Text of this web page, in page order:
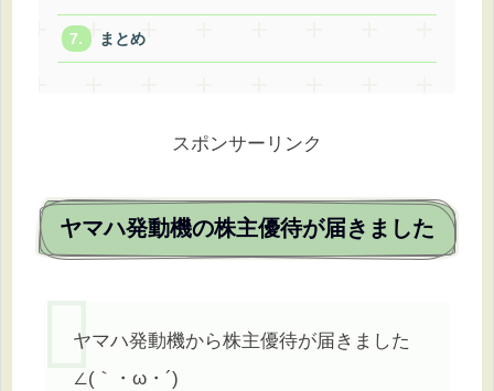
まとめ
スポンサーリンク
ヤマハ発動機の株主優待が届きました
ヤマハ発動機から株主優待が届きました
∠(｀・ω・´)